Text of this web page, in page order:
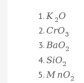
K 2O
CrO3
BaO2
SiO2
M nO2